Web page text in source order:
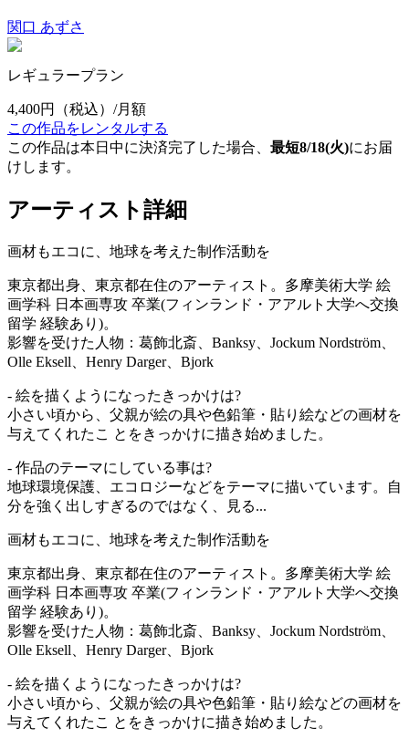
関口 あずさ
レギュラープラン
4,400円
（税込）/月額
この作品をレンタルする
この作品は本日中に決済完了した場合、 最短8/18(火)にお届
けします。
アーティスト詳細
画材もエコに、地球を考えた制作活動を
東京都出身、東京都在住のアーティスト。多摩美術大学 絵
画学科 日本画専攻 卒業(フィンランド・アアルト大学へ交換
留学 経験あり)。
影響を受けた人物：葛飾北斎、Banksy、Jockum Nordström、
Olle Eksell、Henry Darger、Bjork
- 絵を描くようになったきっかけは?
小さい頃から、父親が絵の具や色鉛筆・貼り絵などの画材を
与えてくれたこ とをきっかけに描き始めました。
- 作品のテーマにしている事は?
地球環境保護、エコロジーなどをテーマに描いています。自
分を強く出しすぎるのではなく、見る...
画材もエコに、地球を考えた制作活動を
東京都出身、東京都在住のアーティスト。多摩美術大学 絵
画学科 日本画専攻 卒業(フィンランド・アアルト大学へ交換
留学 経験あり)。
影響を受けた人物：葛飾北斎、Banksy、Jockum Nordström、
Olle Eksell、Henry Darger、Bjork
- 絵を描くようになったきっかけは?
小さい頃から、父親が絵の具や色鉛筆・貼り絵などの画材を
与えてくれたこ とをきっかけに描き始めました。